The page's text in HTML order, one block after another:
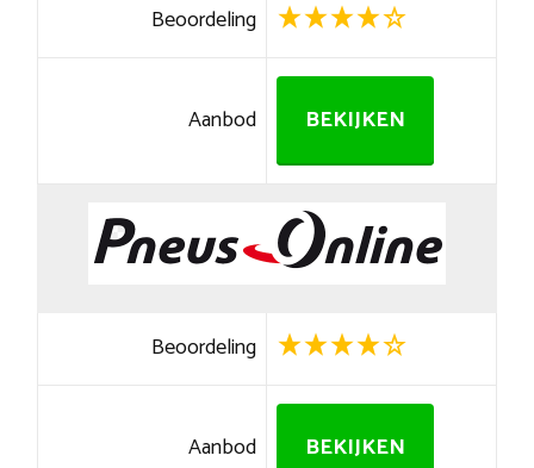
Beoordeling
Aanbod BEKIJKEN
Beoordeling
Aanbod BEKIJKEN